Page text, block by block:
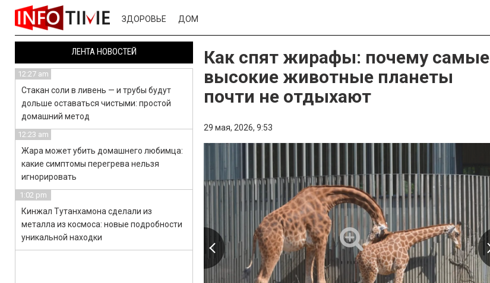
ЗДОРОВЬЕ ДОМ
Как спят жирафы: почему самые
высокие животные планеты
почти не отдыхают
29 мая, 2026, 9:53
ЛЕНТА НОВОСТЕЙ
12:27 am
Стакан соли в ливень — и трубы будут
дольше оставаться чистыми: простой
домашний метод
12:23 am
Жара может убить домашнего любимца:
какие симптомы перегрева нельзя
игнорировать
1:02 pm
Кинжал Тутанхамона сделали из
металла из космоса: новые подробности
уникальной находки